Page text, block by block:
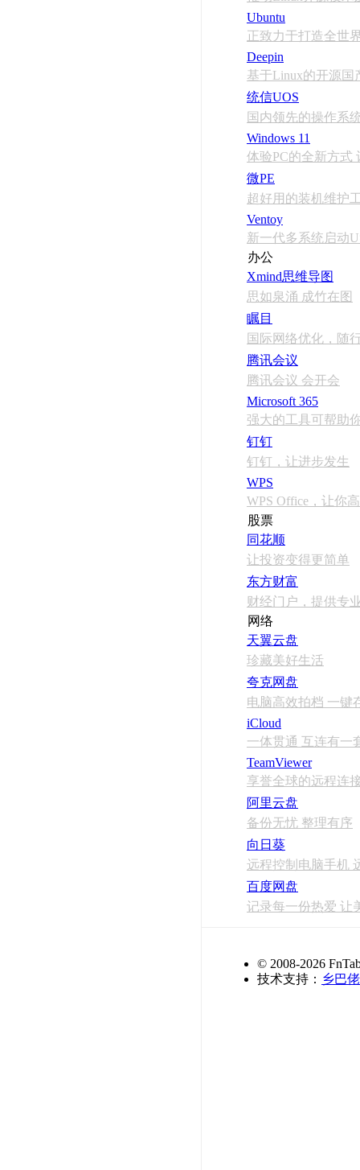
Ubuntu
正致力于打造全世
Deepin
基于Linux的开源国
统信UOS
国内领先的操作系
Windows 11
体验PC的全新方式
微PE
超好用的装机维护
Ventoy
新一代多系统启动
办公
Xmind思维导图
思如泉涌 成竹在图
瞩目
国际网络优化，随
腾讯会议
腾讯会议 会开会
Microsoft 365
强大的工具可帮助
钉钉
钉钉，让进步发生
WPS
WPS Office，让你
股票
同花顺
让投资变得更简单
东方财富
财经门户，提供专
网络
天翼云盘
珍藏美好生活
夸克网盘
电脑高效拍档 一键
iCloud
一体贯通 互连有一
TeamViewer
享誉全球的远程连
阿里云盘
备份无忧 整理有序
向日葵
远程控制电脑手机
百度网盘
记录每一份热爱 让
© 2008-2026
技术支持： 乡巴